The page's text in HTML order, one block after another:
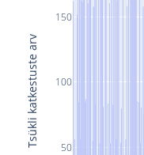
50
100
150
Tsükli katkestuste arv